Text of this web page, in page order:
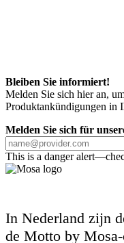
Bleiben Sie informiert!
Melden Sie sich hier an,
Produktankündigungen in
Melden Sie sich für
This is a danger
In Nederland zijn
de Motto by